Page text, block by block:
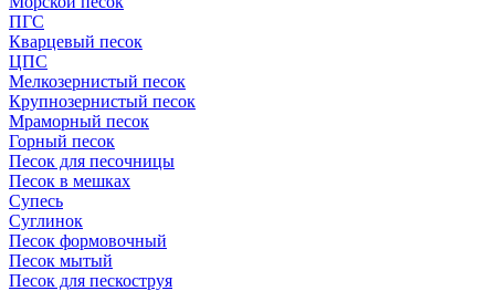
ПГС
Кварцевый песок
ЦПС
Мелкозернистый песок
Крупнозернистый песок
Мраморный песок
Горный песок
Песок для песочницы
Песок в мешках
Супесь
Суглинок
Песок формовочный
Песок мытый
Песок для пескоструя